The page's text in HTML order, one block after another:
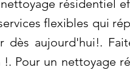
résidentiel
flexibles qui
dès aujourd'hui!.
Pour un nettoyage